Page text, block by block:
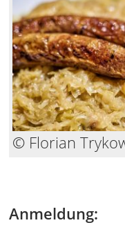
© Florian
Anmeldung: